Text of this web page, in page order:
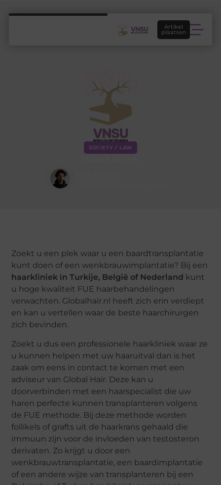
Artikel
plaatsen
SOCIETY / LAW
Zoekt u een plek waar u een baardtransplantatie
kunt doen of een wenkbrauwimplantatie? Bij een
haarkliniek in Turkije, België of Nederland kunt
u hoge kwaliteit FUE haarbehandelingen
verwachten. Globalhair.nl heeft zich erin verdiept
en kan u vertellen waar de beste haarchirurgen
zich bevinden.
Zoekt u dus een professionele haarkliniek waar ze
u kunnen helpen met uw haaruitval dan is het
zaak om eens in contact te komen met een
adviseur van Global Hair. Deze kan u
doorverbinden met een haarspecialist die uw
haren perfecte kunnen transplanteren volgens
de FUE methode. Bij deze methode worden
follikels of grafts uit de haarkrans gehaald die
immuun zijn voor de invloeden van testosteron
derivaten. Zo krijgt u door een
wenkbrauwtransplantatie, een baardimplantatie
of een andere wijze van transplanteren bij een